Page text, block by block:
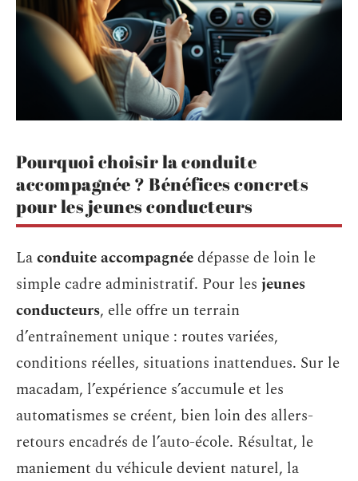
Pourquoi choisir la conduite
accompagnée ? Bénéfices concrets
pour les jeunes conducteurs
Laconduite accompagnéedépasse de loin le
simple cadre administratif. Pour les jeunes
conducteurs, elle offre un terrain
d’entraînement unique : routes variées,
conditions réelles, situations inattendues. Sur le
macadam, l’expérience s’accumule et les
automatismes se créent, bien loin des allers-
retours encadrés de l’auto-école. Résultat, le
maniement du véhicule devient naturel, la